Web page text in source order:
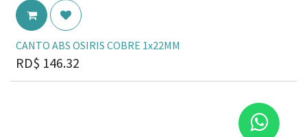
CANTO ABS OSIRIS COBRE 1x22MM
RD$ 146.32